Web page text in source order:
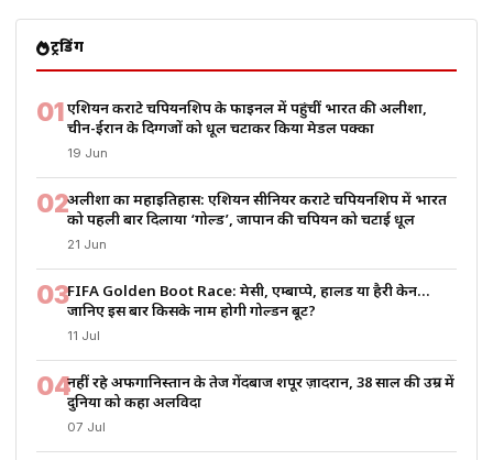
ट्रेंडिंग
01एशियन कराटे चैंपियनशिप के फाइनल में पहुंचीं भारत की अलीशा,
चीन-ईरान के दिग्गजों को धूल चटाकर किया मेडल पक्का
19 Jun
02अलीशा का महाइतिहास: एशियन सीनियर कराटे चैंपियनशिप में भारत
को पहली बार दिलाया ‘गोल्ड’, जापान की चैंपियन को चटाई धूल
21 Jun
03FIFA Golden Boot Race: मेसी, एम्बाप्पे, हालैंड या हैरी केन…
जानिए इस बार किसके नाम होगी गोल्डन बूट?
11 Jul
04नहीं रहे अफगानिस्तान के तेज गेंदबाज शपूर ज़ादरान, 38 साल की उम्र में
दुनिया को कहा अलविदा
07 Jul